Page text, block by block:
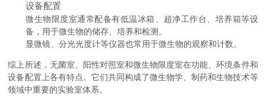
设备配置
微生物限度室通常配备有低温冰箱、超净工作台、培养箱等设
备，用于微生物的储存、培养和检测。
显微镜、分光光度计等仪器也常用于微生物的观察和计数。
综上所述，无菌室、阳性对照室和微生物限度室在功能、环境条件和
设备配置上各有特点。它们共同构成了微生物学、制药和生物技术等
领域中重要的实验室体系。